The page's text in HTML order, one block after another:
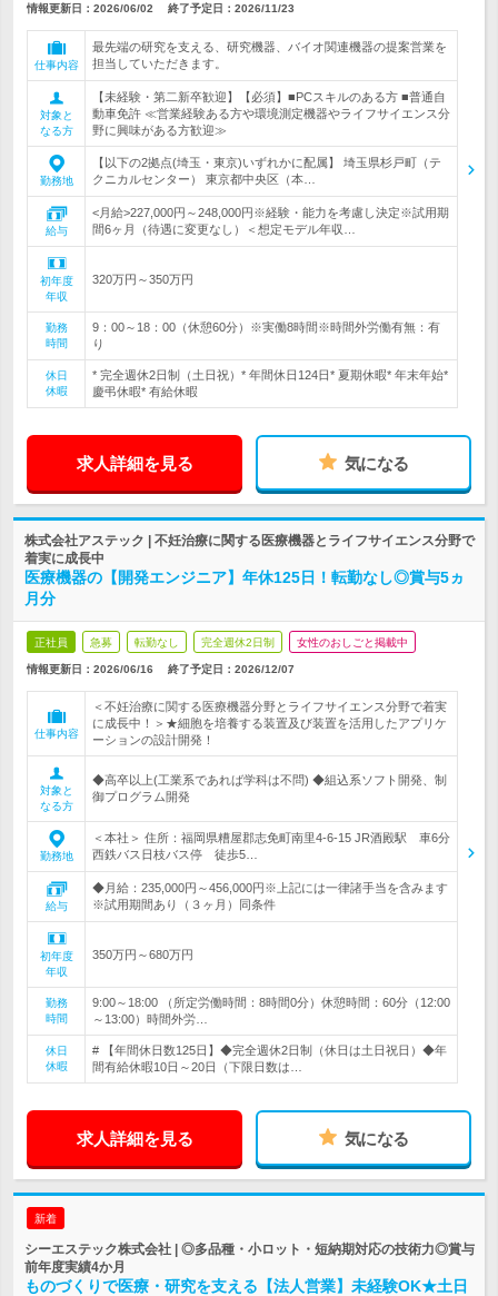
情報更新日：2026/06/02 終了予定日： 2026/11/23
仕事内容
最先端の研究を支える、研究機器、バイオ関連機器の提案営業を
担当していただきます。
対象と
なる方
【未経験・第二新卒歓迎】【必須】■PCスキルのある方 ■普通自
動車免許 ≪営業経験ある方や環境測定機器やライフサイエンス分
野に興味がある方歓迎≫
勤務地
【以下の2拠点(埼玉・東京)いずれかに配属】 埼玉県杉戸町（テ
クニカルセンター） 東京都中央区（本…
給与
<月給>227,000円～248,000円※経験・能力を考慮し決定※試用期
間6ヶ月（待遇に変更なし）＜想定モデル年収…
初年度
年収
320万円～350万円
勤務
時間
9：00～18：00（休憩60分）※実働8時間※時間外労働有無：有
り
休日
休暇
* 完全週休2日制（土日祝）* 年間休日124日* 夏期休暇* 年末年始*
慶弔休暇* 有給休暇
求人詳細を見る 気になる
株式会社アステック | 不妊治療に関する医療機器とライフサイエンス分野で
着実に成長中
医療機器の【開発エンジニア】年休125日！転勤なし◎賞与5ヵ
月分
正社員 急募 転勤なし 完全週休2日制 女性のおしごと掲載中
情報更新日：2026/06/16 終了予定日： 2026/12/07
仕事内容
＜不妊治療に関する医療機器分野とライフサイエンス分野で着実
に成長中！＞★細胞を培養する装置及び装置を活用したアプリケ
ーションの設計開発！
対象と
なる方
◆高卒以上(工業系であれば学科は不問) ◆組込系ソフト開発、制
御プログラム開発
勤務地
＜本社＞ 住所：福岡県糟屋郡志免町南里4-6-15 JR酒殿駅 車6分
西鉄バス日枝バス停 徒歩5…
給与
◆月給：235,000円～456,000円※上記には一律諸手当を含みます
※試用期間あり（３ヶ月）同条件
初年度
年収
350万円～680万円
勤務
時間
9:00～18:00 （所定労働時間：8時間0分）休憩時間：60分（12:00
～13:00）時間外労…
休日
休暇
# 【年間休日数125日】◆完全週休2日制（休日は土日祝日）◆年
間有給休暇10日～20日（下限日数は…
求人詳細を見る 気になる
新着
シーエステック株式会社 | ◎多品種・小ロット・短納期対応の技術力◎賞与
前年度実績4か月
ものづくりで医療・研究を支える【法人営業】未経験OK★土日